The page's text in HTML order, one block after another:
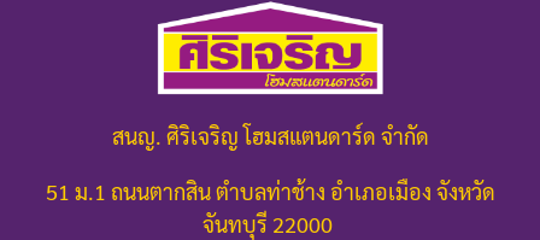
สนญ. ศิริเจริญ โฮมสแตนดาร์ด จำกัด
51 ม.1 ถนนตากสิน ตำบลท่าช้าง อำเภอเมือง จังหวัด
จันทบุรี 22000